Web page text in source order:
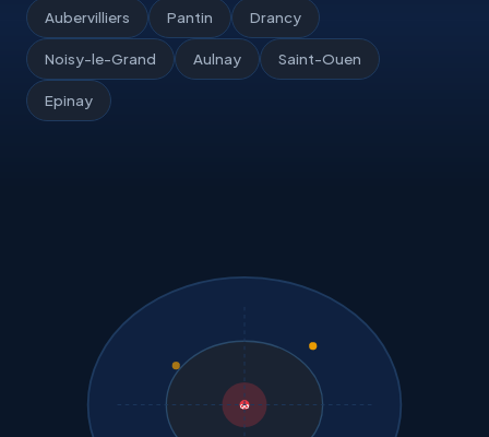
Aubervilliers Pantin Drancy
Noisy-le-Grand Aulnay Saint-Ouen
Epinay
QG